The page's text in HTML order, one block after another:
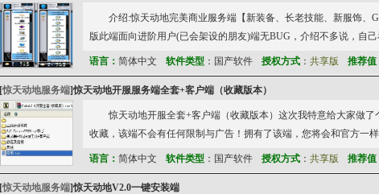
介绍:惊天动地完美商业服务端【新装备、长老技能、新服饰、
版此端面向进阶用户(已会架设的朋友)端无BUG，介绍不多说，自己
语言： 简体中文 软件类型：国产软件 授权方式： 共享版 推荐值
[惊天动地服务端]惊天动地开服服务端全套+客户端（收藏版本）
惊天动地开服全套+客户端（收藏版本）这次我特意给大家做
收藏，该端不会有任何限制与广告！拥有了该端，您将会和官方一
语言： 简体中文 软件类型：国产软件 授权方式： 共享版 推荐值
[惊天动地服务端]惊天动地V2.0一键安装端